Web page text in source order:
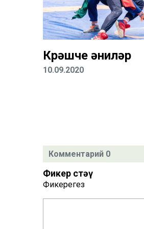
Көрәшче әниләр
10.09.2020
Комментарий 0
Фикер өстәү
Фикерегез